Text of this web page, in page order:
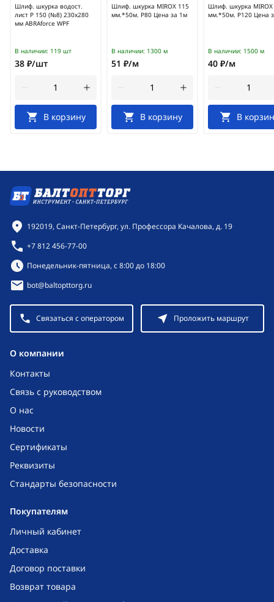
Шлиф. шкурка водост.
лист Р 150 (№8) 230х280
мм ABRAforce WPF
В наличии: 119 шт
38 ₽/шт
В корзину
Шлиф. шкурка MIROX 115
мм.*50м. Р80 Цена за 1м
В наличии: 1300 м
51 ₽/м
В корзину
Шлиф. шкурка
мм.*50м. Р120 Цена
В наличии: 1500 м
40 ₽/м
В
O компании
Контакты
Связь с руководством
О нас
Новости
Сертификаты
Реквизиты
Стандарты безопасности
Покупателям
Личный кабинет
Доставка
Договор поставки
Возврат товара
Контактная информация
192019, Санкт-Петербург, ул. Профессора Качалова, д. 19
+7 812 456-77-00
Режим работы:
Понедельник-пятница, с 8:00 до 18:00
bot@baltopttorg.ru
Связаться с оператором Проложить маршрут